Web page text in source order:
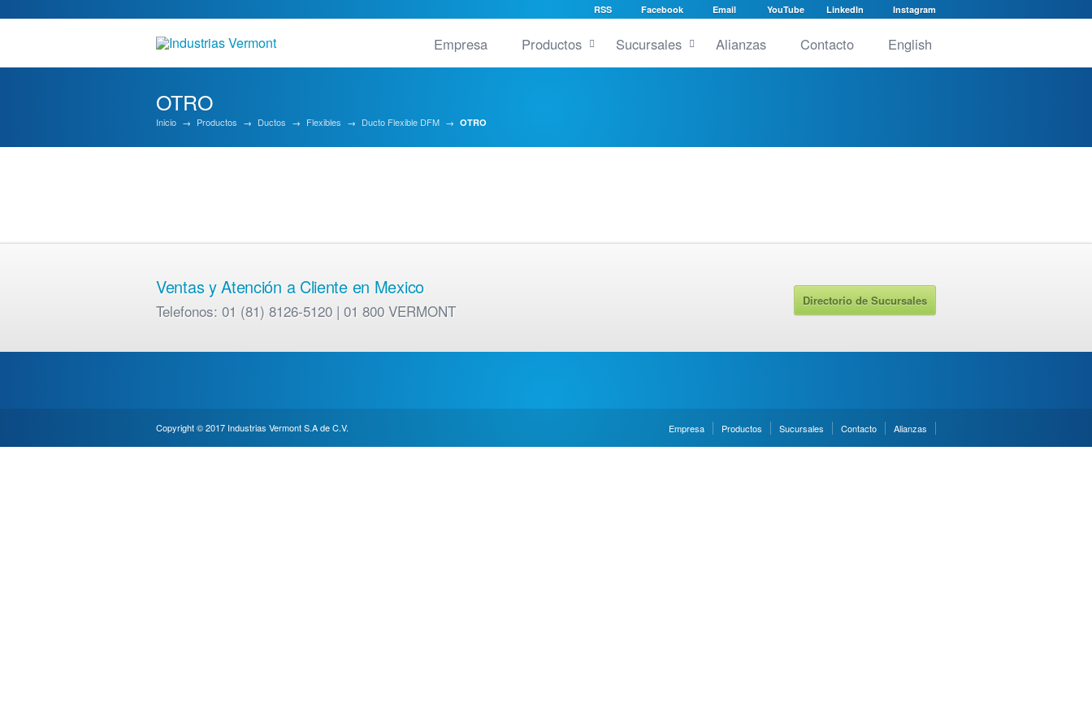
RSS Facebook Email YouTube LinkedIn Instagram
Empresa Productos Sucursales Alianzas Contacto English
OTRO
Inicio → Productos → Ductos → Flexibles → Ducto Flexible DFM → OTRO
Ventas y Atención a Cliente en Mexico
Telefonos: 01 (81) 8126-5120 | 01 800 VERMONT
Directorio de Sucursales
Copyright © 2017 Industrias Vermont S.A de C.V. Empresa Productos Sucursales Contacto Alianzas